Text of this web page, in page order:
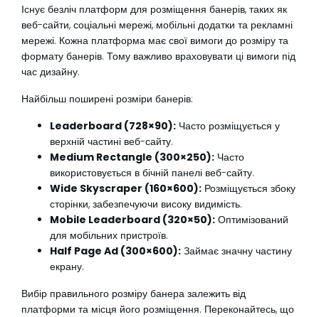
Існує безліч платформ для розміщення банерів, таких як
веб-сайти, соціальні мережі, мобільні додатки та рекламні
мережі. Кожна платформа має свої вимоги до розміру та
формату банерів. Тому важливо враховувати ці вимоги під
час дизайну.
Найбільш поширені розміри банерів:
Leaderboard (728×90): Часто розміщується у
верхній частині веб-сайту.
Medium Rectangle (300×250): Часто
використовується в бічній панелі веб-сайту.
Wide Skyscraper (160×600): Розміщується збоку
сторінки, забезпечуючи високу видимість.
Mobile Leaderboard (320×50): Оптимізований
для мобільних пристроїв.
Half Page Ad (300×600): Займає значну частину
екрану.
Вибір правильного розміру банера залежить від
платформи та місця його розміщення. Переконайтесь, що